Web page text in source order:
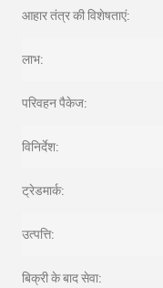
आहार तंत्र की विशेषताएं:
लाभ:
परिवहन पैकेज:
विनिर्देश:
ट्रेडमार्क:
उत्पत्ति:
बिक्री के बाद सेवा: